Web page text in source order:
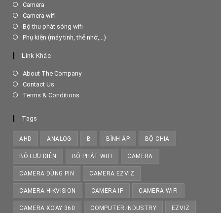
Camera
in
new
tab
Camera wifi
in
new
Bộ thu phát sóng wifi
in
Phụ kiện (máy tính, thẻ nhớ,...)
Link Khác
About The Company
Contact Us
Terms & Conditions
Tags
AHD ANALOG B BÌNH ÁP BỘ CHIA
BỘ LƯU ĐIỆN BỘ PHÁT WIFI CAMERA
CAMERA DÙNG PIN CAMERA EZVIZ
CAMERA HIKVISION CAMERA IP CAMERA WIFI
CAMERA XOAY 360 COMPUTER INDUSTRY EZVIZ